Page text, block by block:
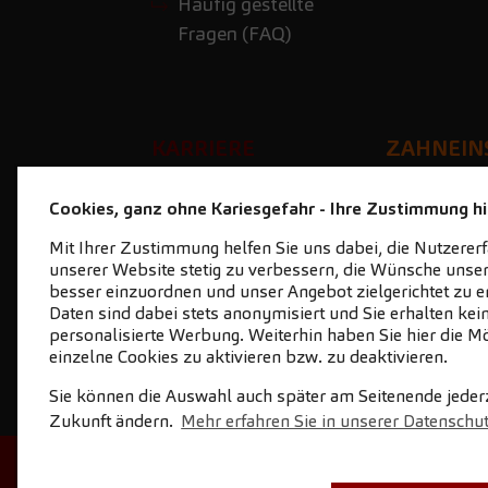
Fragen (FAQ)
KARRIERE
Stellenangebote
Ihre Vorteile
Geschichten aus der
Praxis
Initiativbewerbung
KONTAKT
Cookies, ganz ohne Kariesgefahr - Ihre Zustimmung
Mit Ihrer Zustimmung helfen Sie uns dabei, die
unserer Website stetig zu verbessern, die Wünsche
besser einzuordnen und unser Angebot zielgerichtet zu
Daten sind dabei stets anonymisiert und Sie erhalten
personalisierte Werbung. Weiterhin haben Sie hier die
einzelne Cookies zu aktivieren bzw. zu deaktivieren.
Sie können die Auswahl auch später am Seitenende
Zukunft ändern. Mehr erfahren Sie in unserer